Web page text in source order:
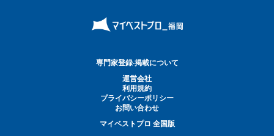
専門家登録·掲載について
運営会社
利用規約
プライバシーポリシー
お問い合わせ
マイベストプロ 全国版